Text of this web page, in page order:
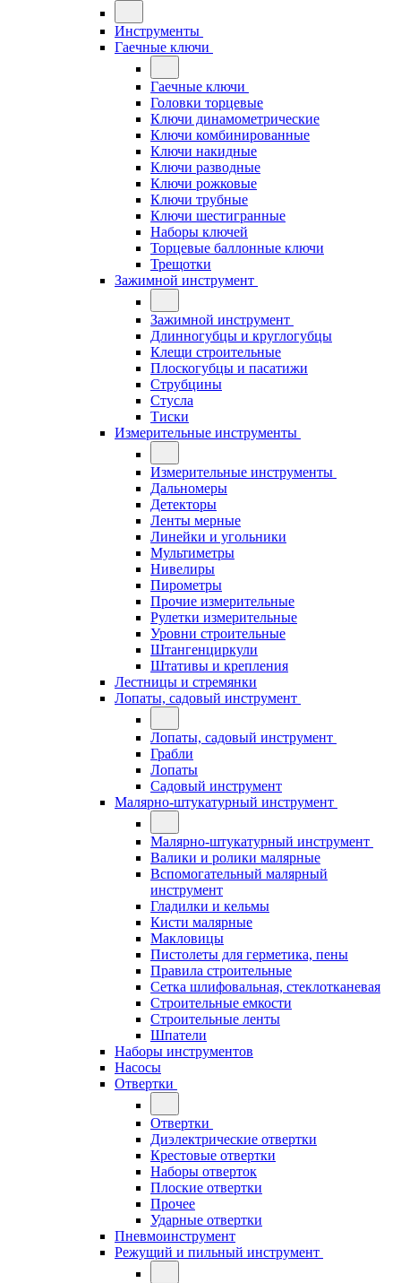
Инструменты
Гаечные ключи
Гаечные ключи
Головки торцевые
Ключи динамометрические
Ключи комбинированные
Ключи накидные
Ключи разводные
Ключи рожковые
Ключи трубные
Ключи шестигранные
Наборы ключей
Торцевые баллонные ключи
Трещотки
Зажимной инструмент
Зажимной инструмент
Длинногубцы и круглогубцы
Клещи строительные
Плоскогубцы и пасатижи
Струбцины
Стусла
Тиски
Измерительные инструменты
Измерительные инструменты
Дальномеры
Детекторы
Ленты мерные
Линейки и угольники
Мультиметры
Нивелиры
Пирометры
Прочие измерительные
Рулетки измерительные
Уровни строительные
Штангенциркули
Штативы и крепления
Лестницы и стремянки
Лопаты, садовый инструмент
Лопаты, садовый инструмент
Грабли
Лопаты
Садовый инструмент
Малярно-штукатурный инструмент
Малярно-штукатурный инструмент
Валики и ролики малярные
Вспомогательный малярный
инструмент
Гладилки и кельмы
Кисти малярные
Макловицы
Пистолеты для герметика, пены
Правила строительные
Сетка шлифовальная, стеклотканевая
Строительные емкости
Строительные ленты
Шпатели
Наборы инструментов
Насосы
Отвертки
Отвертки
Диэлектрические отвертки
Крестовые отвертки
Наборы отверток
Плоские отвертки
Прочее
Ударные отвертки
Пневмоинструмент
Режущий и пильный инструмент